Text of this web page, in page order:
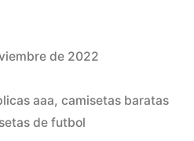
de 2022
aaa, camisetas baratas
de futbol